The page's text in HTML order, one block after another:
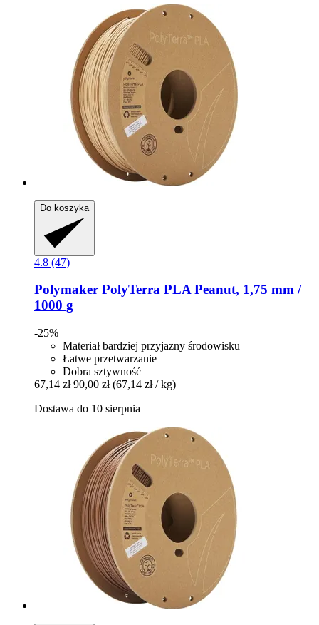
Do koszyka
4.8 (47)
Polymaker PolyTerra PLA Peanut, 1,75 mm /
1000 g
-25%
Materiał bardziej przyjazny środowisku
Łatwe przetwarzanie
Dobra sztywność
67,14 zł 90,00 zł (67,14 zł / kg)
Dostawa do 10 sierpnia